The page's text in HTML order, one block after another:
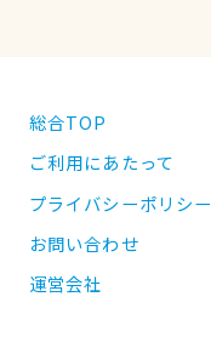
総合TOP
ご利用にあたって
プライバシーポリシー
お問い合わせ
運営会社